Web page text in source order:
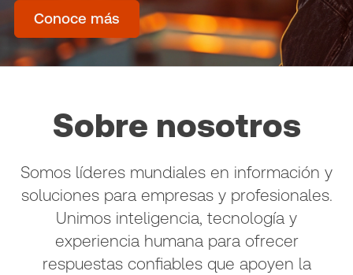
Conoce más
Sobre nosotros
Somos líderes mundiales en información y
soluciones para empresas y profesionales.
Unimos inteligencia, tecnología y
experiencia humana para ofrecer
respuestas confiables que apoyen la